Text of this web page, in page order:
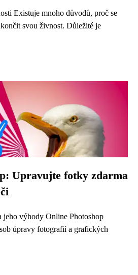
Existuje mnoho důvodů, proč se
svou živnost. Důležité je
Upravujte fotky zdarma
jeho výhody Online Photoshop
úpravy fotografií a grafických